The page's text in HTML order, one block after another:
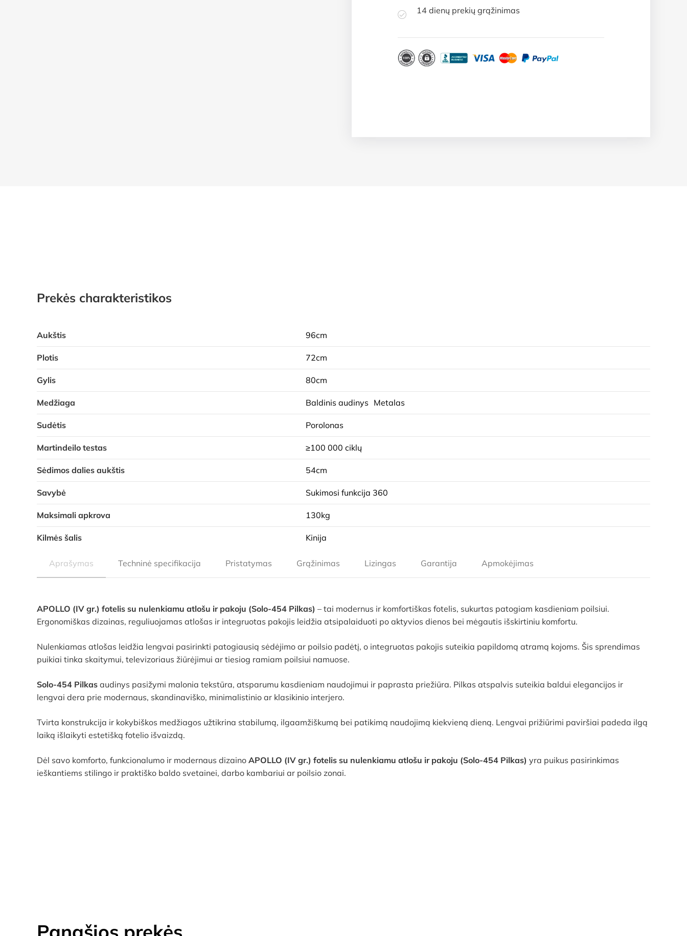
14 dienų prekių grąžinimas
Prekės charakteristikos
Aukštis 96cm
Plotis 72cm
Gylis 80cm
Medžiaga Baldinis audinys Metalas
Sudėtis Porolonas
Martindeilo testas ≥100 000 ciklų
Sėdimos dalies aukštis 54cm
Savybė Sukimosi funkcija 360
Maksimali apkrova 130kg
Kilmės šalis Kinija
Aprašymas Techninė specifikacija Pristatymas Grąžinimas Lizingas Garantija Apmokėjimas
APOLLO (IV gr.) fotelis su nulenkiamu atlošu ir pakoju (Solo-454 Pilkas) – tai modernus ir komfortiškas fotelis, sukurtas patogiam kasdieniam poilsiui.
Ergonomiškas dizainas, reguliuojamas atlošas ir integruotas pakojis leidžia atsipalaiduoti po aktyvios dienos bei mėgautis išskirtiniu komfortu.
Nulenkiamas atlošas leidžia lengvai pasirinkti patogiausią sėdėjimo ar poilsio padėtį, o integruotas pakojis suteikia papildomą atramą kojoms. Šis sprendimas
puikiai tinka skaitymui, televizoriaus žiūrėjimui ar tiesiog ramiam poilsiui namuose.
Solo-454 Pilkas audinys pasižymi malonia tekstūra, atsparumu kasdieniam naudojimui ir paprasta priežiūra. Pilkas atspalvis suteikia baldui elegancijos ir
lengvai dera prie modernaus, skandinaviško, minimalistinio ar klasikinio interjero.
Tvirta konstrukcija ir kokybiškos medžiagos užtikrina stabilumą, ilgaamžiškumą bei patikimą naudojimą kiekvieną dieną. Lengvai prižiūrimi paviršiai padeda ilgą
laiką išlaikyti estetišką fotelio išvaizdą.
Dėl savo komforto, funkcionalumo ir modernaus dizaino APOLLO (IV gr.) fotelis su nulenkiamu atlošu ir pakoju (Solo-454 Pilkas) yra puikus pasirinkimas
ieškantiems stilingo ir praktiško baldo svetainei, darbo kambariui ar poilsio zonai.